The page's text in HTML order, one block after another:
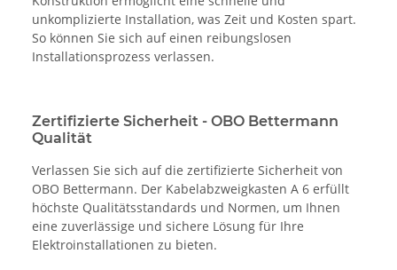
unkomplizierte Installation, was Zeit und Kosten spart.
So können Sie sich auf einen reibungslosen
Installationsprozess verlassen.
Zertifizierte Sicherheit - OBO Bettermann
Qualität
Verlassen Sie sich auf die zertifizierte Sicherheit von
OBO Bettermann. Der Kabelabzweigkasten A 6 erfüllt
höchste Qualitätsstandards und Normen, um Ihnen
eine zuverlässige und sichere Lösung für Ihre
Elektroinstallationen zu bieten.